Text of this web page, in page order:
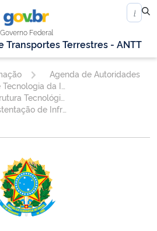
Governo Federal
Transportes Terrestres - ANTT
Agenda de Autoridades
Coordenação de Sustentação de Infraestrutura Tecnológica e de Segurança da Informação - COSIT